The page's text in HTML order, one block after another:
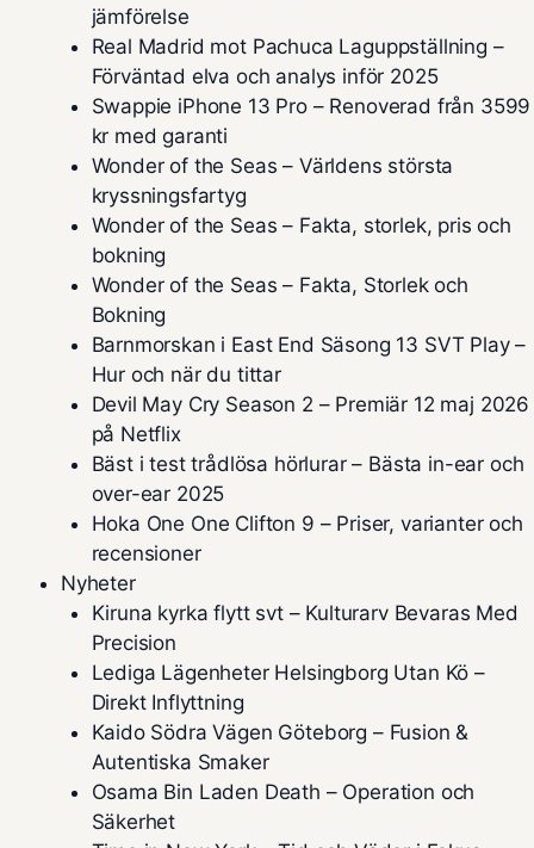
jämförelse
Real Madrid mot Pachuca Laguppställning –
Förväntad elva och analys inför 2025
Swappie iPhone 13 Pro – Renoverad från 3599
kr med garanti
Wonder of the Seas – Världens största
kryssningsfartyg
Wonder of the Seas – Fakta, storlek, pris och
bokning
Wonder of the Seas – Fakta, Storlek och
Bokning
Barnmorskan i East End Säsong 13 SVT Play –
Hur och när du tittar
Devil May Cry Season 2 – Premiär 12 maj 2026
på Netflix
Bäst i test trådlösa hörlurar – Bästa in-ear och
over-ear 2025
Hoka One One Clifton 9 – Priser, varianter och
recensioner
Nyheter
Kiruna kyrka flytt svt – Kulturarv Bevaras Med
Precision
Lediga Lägenheter Helsingborg Utan Kö –
Direkt Inflyttning
Kaido Södra Vägen Göteborg – Fusion &
Autentiska Smaker
Osama Bin Laden Death – Operation och
Säkerhet